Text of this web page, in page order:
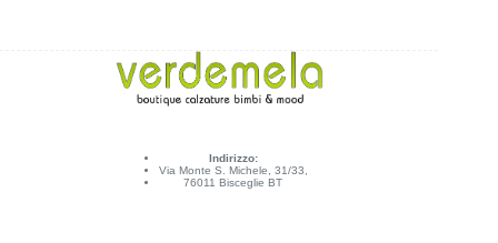
Indirizzo:
Via Monte S. Michele, 31/33,
76011 Bisceglie BT